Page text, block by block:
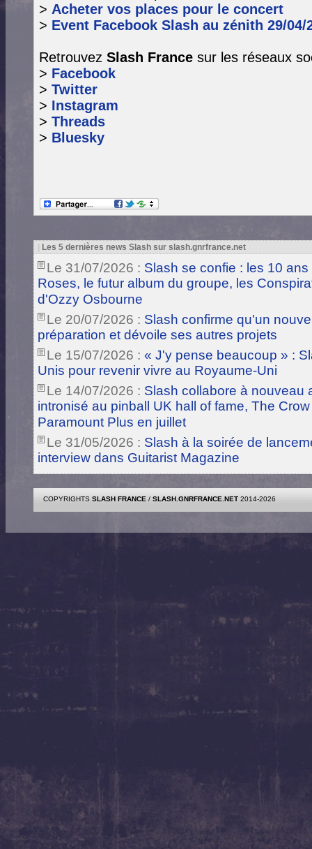
> Acheter vos places pour le concert
> Event Facebook Slash au zénith 29/04/
Retrouvez Slash France sur les réseaux
> Facebook
> Twitter
> Instagram
> Threads
> Bluesky
Les 5 dernières news Slash sur slash.gnrfrance.net
Le 31/07/2026 : Slash se confie : les 10
Roses, le futur album du groupe, les
d'Ozzy Osbourne
Le 20/07/2026 : Slash confirme qu'un
préparation et dévoile ses autres projets
Le 15/07/2026 : « J'y pense beaucoup » :
Unis pour revenir vivre au Royaume-Uni
Le 14/07/2026 : Slash collabore à nouveau
intronisé au pinball UK hall of fame, The
Paramount Plus en juillet
Le 31/05/2026 : Slash à la soirée de
interview dans Guitarist Magazine
COPYRIGHTS SLASH FRANCE / SLASH.GNRFRANCE.NET 2014-2026